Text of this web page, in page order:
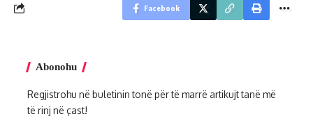
Facebook
Abonohu
Regjistrohu në buletinin tonë për të marrë artikujt tanë më
të rinj në çast!